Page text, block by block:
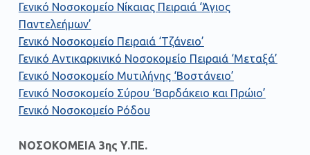
Γενικό Νοσοκομείο Νίκαιας Πειραιά ‘Άγιος
Παντελεήμων’
Γενικό Νοσοκομείο Πειραιά ‘Τζάνειο’
Γενικό Αντικαρκινικό Νοσοκομείο Πειραιά ‘Μεταξά’
Γενικό Νοσοκομείο Μυτιλήνης ‘Βοστάνειο’
Γενικό Νοσοκομείο Σύρου ‘Βαρδάκειο και Πρώιο’
Γενικό Νοσοκομείο Ρόδου
ΝΟΣΟΚΟΜΕΙΑ 3ης Υ.ΠΕ.